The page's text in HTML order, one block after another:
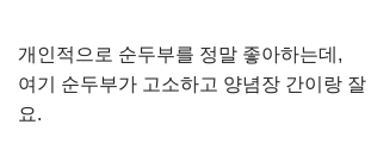
개인적으로 순두부를 정말 좋아하는데,
여기 순두부가 고소하고 양념장 간이랑 잘
요.